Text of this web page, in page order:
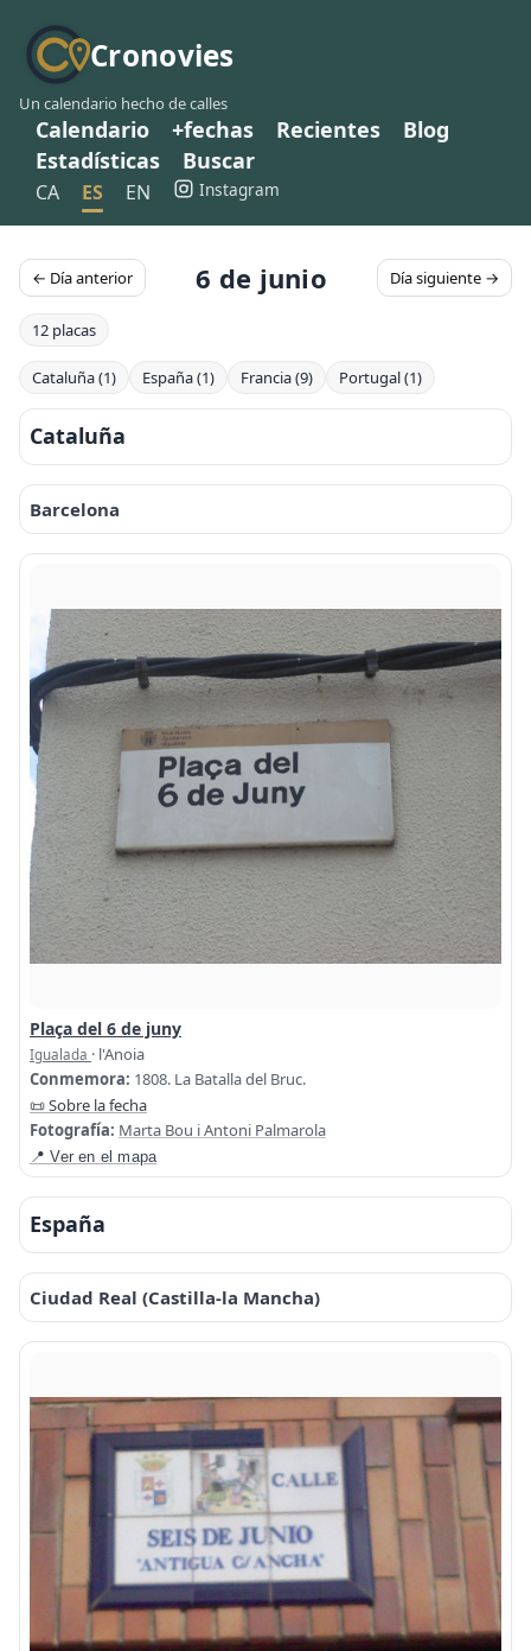
Cronovies
Un calendario hecho de calles
Calendario +fechas Recientes
Blog
Estadísticas
Buscar
CA ES EN Instagram
← Día anterior 6 de junio Día siguiente →
12 placas
Cataluña (1) España (1) Francia (9) Portugal (1)
Cataluña
Barcelona
Plaça del 6 de juny
Igualada · l'Anoia
Conmemora: 1808. La Batalla del Bruc.
📜 Sobre la fecha
Fotografía: Marta Bou i Antoni Palmarola
📍 Ver en el mapa
España
Ciudad Real (Castilla-la Mancha)